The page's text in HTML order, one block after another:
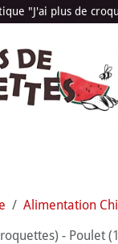
"J'ai plus de
Alimentation
- Poulet